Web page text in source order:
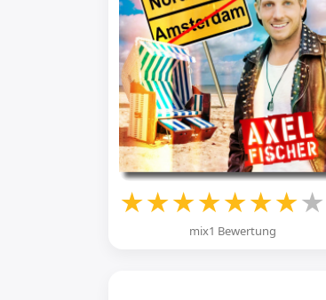
★★★★★★★★
mix1 Bewertung